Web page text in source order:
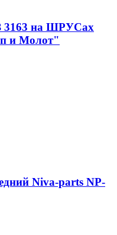
3163 на ШРУСах
и Молот"
Niva-parts NP-